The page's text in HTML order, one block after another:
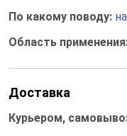
По какому поводу:
Область
Доставка
Курьером,